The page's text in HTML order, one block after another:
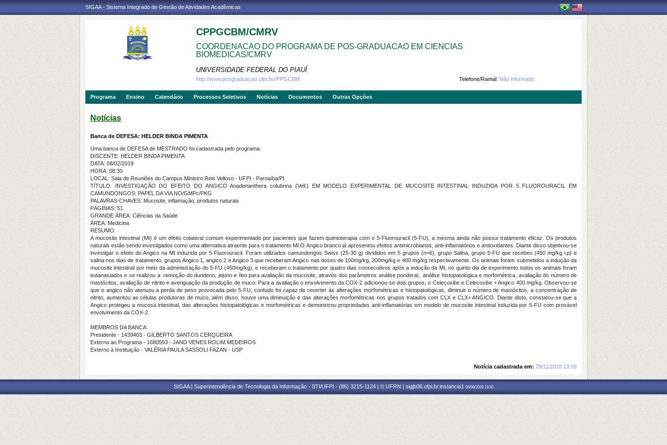
SIGAA - Sistema Integrado de Gestão de Atividades Acadêmicas
CPPGCBM/CMRV
COORDENACAO DO PROGRAMA DE POS-GRADUACAO EM CIENCIAS
BIOMEDICAS/CMRV
UNIVERSIDADE FEDERAL DO PIAUÍ
Telefone/Ramal: Não informado
http://www.posgraduacao.ufpi.br//PPGCBM
Programa Ensino Calendário Processos Seletivos Notícias Documentos Outras Opções
Notícias
Banca de DEFESA: HELDER BINDA PIMENTA
Uma banca de DEFESA de MESTRADO foi cadastrada pelo programa.
DISCENTE: HELDER BINDA PIMENTA
DATA: 08/02/2019
HORA: 08:30
LOCAL: Sala de Reuniões do Campus Ministro Reis Velloso - UFPI - Parnaíba/PI
TÍTULO: INVESTIGAÇÃO DO EFEITO DO ANGICO Anadenanthera colubrina (Vell.) EM MODELO EXPERIMENTAL DE MUCOSITE INTESTINAL INDUZIDA POR 5 FLUOROURACIL EM
CAMUNDONGOS: PAPEL DA VIA NO/GMPc/PKG
PALAVRAS-CHAVES: Mucosite, inflamação, produtos naturais
PÁGINAS: 51
GRANDE ÁREA: Ciências da Saúde
ÁREA: Medicina
RESUMO:
A mucosite intestinal (MI) é um efeito colateral comum experimentado por pacientes que fazem quimioterapia com o 5-Fluorouracil (5-FU), a mesma ainda não possui tratamento eficaz. Os produtos
naturais estão sendo investigados como uma alternativa atraente para o tratamento MI.O Angico branco já apresentou efeitos antimicrobianos, anti-inflamatórios e antioxidantes. Diante disso objetivou-se
investigar o efeito do Angico na MI induzida por 5-Fluorouracil. Foram utilizados camundongos Swiss (25-30 g) divididos em 5 grupos (n=6), grupo Salina, grupo 5-FU que recebeu (450 mg/kg i.p) e
salina nos dias de tratamento, grupos Angico 1, angico 2 e Angico 3 que receberam Angico nas doses de 100mg/kg, 200mg/kg e 400 mg/kg respectivamente. Os animais foram submetidos a indução da
mucosite intestinal por meio da administração do 5-FU (450mg/kg), e receberam o tratamento por quatro dias consecutivos após a indução da MI, no quinto dia de experimento todos os animais foram
eutanasiados e se realizou a remoção do duodeno, jejuno e íleo para avaliação da mucosite, através dos parâmetros análise ponderal, análise histopatológica e morfométrica, avaliação do número de
mastócitos, avaliação de nitrito e averiguação da produção de muco. Para a avaliação o envolvimento da COX-2 adicionou-se dois grupos, o Celecoxibe e Celecoxibe + Angico 400 mg/kg. Observou-se
que o angico não atenuou a perda de peso provocada pelo 5-FU, contudo foi capaz de reverter às alterações morfométricas e histopatológicas, diminuir o número de mastócitos, a concentração de
nitrito, aumentou as células produtoras de muco, além disso, houve uma diminuição e das alterações morfométricas nos grupos tratados com CLX e CLX+ ANGICO. Diante disto, constatou-se que a
Angico protegeu a mucosa intestinal, das alterações histopatológicas e morfométricas e demonstrou propriedades anti-inflamatórias em modelo de mucosite intestinal induzida por 5-FU com provável
envolvimento da COX-2.
MEMBROS DA BANCA:
Presidente - 1439403 - GILBERTO SANTOS CERQUEIRA
Externo ao Programa - 1680593 - JAND VENES ROLIM MEDEIROS
Externo à Instituição - VALÉRIA PAULA SASSOLI FAZAN - USP
Notícia cadastrada em: 29/11/2018 13:59
SIGAA | Superintendência de Tecnologia da Informação - STI/UFPI - (86) 3215-1124 | © UFRN | sigjb06.ufpi.br.instancia1 06/08/2026 19:30